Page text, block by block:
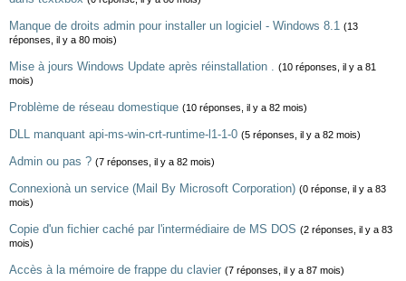
Manque de droits admin pour installer un logiciel - Windows 8.1 (13
réponses, il y a 80 mois)
Mise à jours Windows Update après réinstallation . (10 réponses, il y a 81
mois)
Problème de réseau domestique (10 réponses, il y a 82 mois)
DLL manquant api-ms-win-crt-runtime-l1-1-0 (5 réponses, il y a 82 mois)
Admin ou pas ? (7 réponses, il y a 82 mois)
Connexionà un service (Mail By Microsoft Corporation) (0 réponse, il y a 83
mois)
Copie d'un fichier caché par l'intermédiaire de MS DOS (2 réponses, il y a 83
mois)
Accès à la mémoire de frappe du clavier (7 réponses, il y a 87 mois)